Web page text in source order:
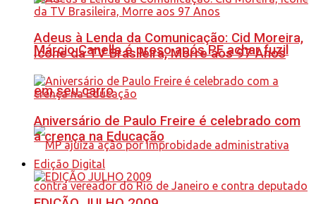
Márcio Canella é preso após PF achar fuzil
em seu carro
Adeus à Lenda da Comunicação: Cid Moreira,
Ícone da TV Brasileira, Morre aos 97 Anos
Aniversário de Paulo Freire é celebrado com
a crença na Educação
Edição Digital